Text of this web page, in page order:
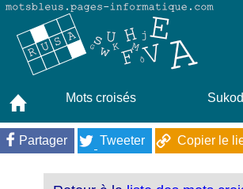
Mots croisés
Partager Tweeter Copier le